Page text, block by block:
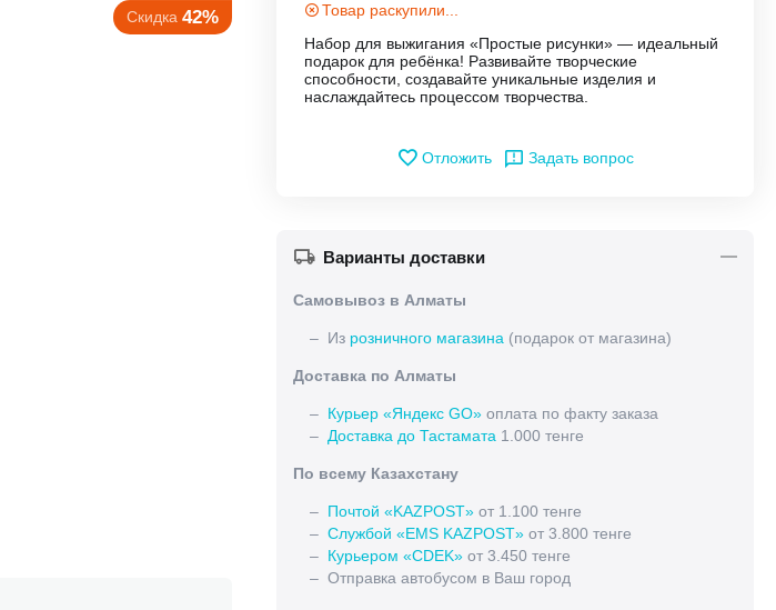
Товар раскупили...
Набор для выжигания «Простые рисунки» — идеальный
подарок для ребёнка! Развивайте творческие
способности, создавайте уникальные изделия и
наслаждайтесь процессом творчества.
Отложить Задать вопрос
Варианты доставки
Самовывоз в Алматы
– Из розничного магазина (подарок от магазина)
Доставка по Алматы
– Курьер «Яндекс GO» оплата по факту заказа
– Доставка до Тастамата 1.000 тенге
По всему Казахстану
– Почтой «KAZPOST» от 1.100 тенге
– Службой «EMS KAZPOST» от 3.800 тенге
– Курьером «CDEK» от 3.450 тенге
– Отправка автобусом в Ваш город